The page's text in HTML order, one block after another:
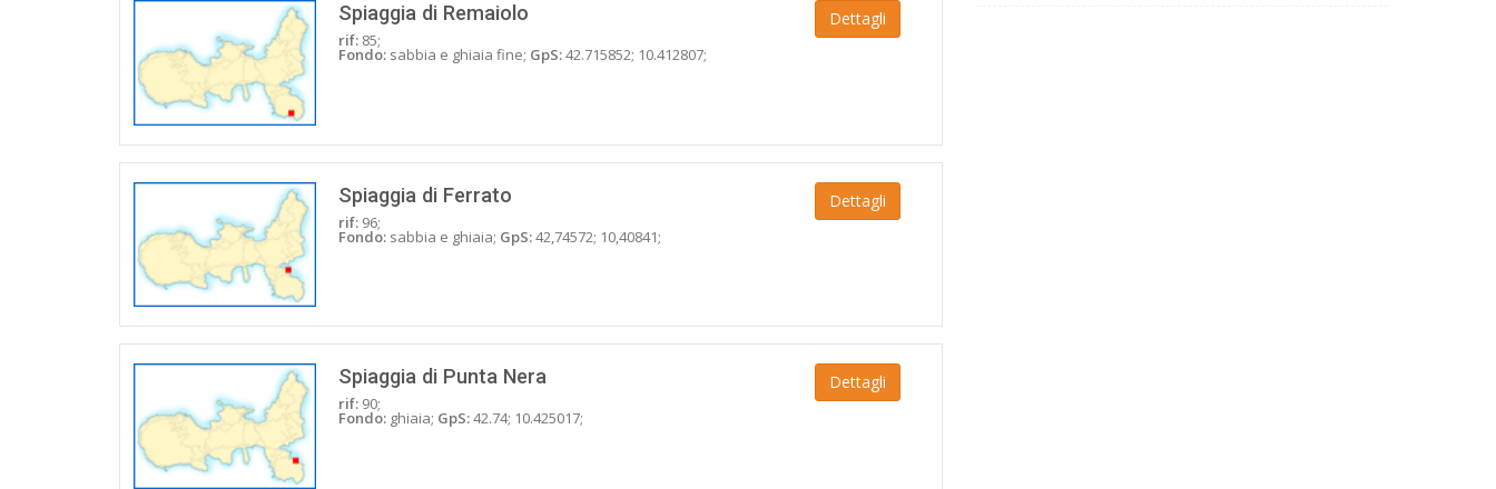
Spiaggia di Remaiolo
rif:85;
Fondo:sabbia e ghiaia fine; GpS:42.715852; 10.412807;
Dettagli
Spiaggia di Ferrato
rif:96;
Fondo:sabbia e ghiaia; GpS:42,74572; 10,40841;
Dettagli
Spiaggia di Punta Nera
rif:90;
Fondo:ghiaia; GpS:42.74; 10.425017;
Dettagli